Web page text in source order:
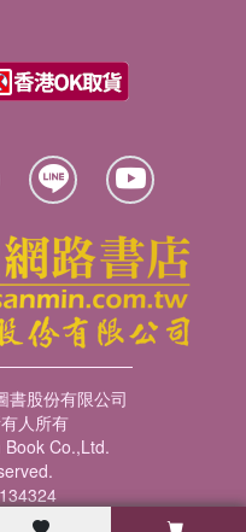
include:
include:
engages your
書股份有限公司
人所有
Co.,Ltd.